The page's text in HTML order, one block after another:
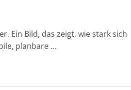
Ein Bild, das zeigt, wie stark sich
planbare …